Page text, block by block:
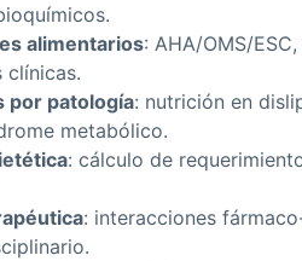
alimentarios: AHA/OMS/
clínicas.
por patología: nutrición en
metabólico.
: cálculo de
: interacciones